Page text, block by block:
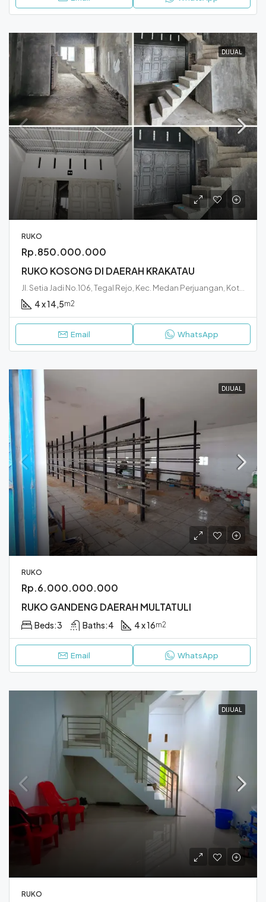
DIJUAL
RUKO
Rp.850.000.000
RUKO KOSONG DI DAERAH KRAKATAU
4 x 14,5m2
Email WhatsApp
DIJUAL
RUKO
Rp.6.000.000.000
RUKO GANDENG DAERAH MULTATULI
Beds:3 Baths:4 4 x 16m2
Email WhatsApp
DIJUAL
RUKO